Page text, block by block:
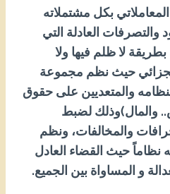
بكل مشتملاته
العادلة التي
لا ظلم فيها ولا
حيث نظم مجموعة
والمتعديين على حقوق
والمال)وذلك لضبط
والمخالفات، ونظم
حيث القضاء العادل
و المساواة بين الجميع.